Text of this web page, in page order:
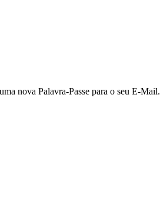
nova Palavra-Passe para o seu E-Mail.